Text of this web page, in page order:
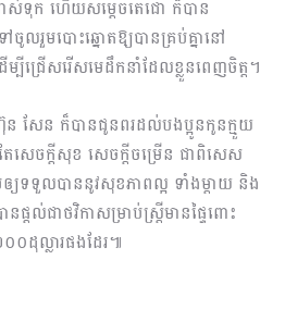
ស់ទុក ហើយសម្តេចតេជោ ក៏បាន
ចូលរួមបោះឆ្នោតឱ្យបានគ្រប់គ្នានៅ
ម្បីជ្រើសរើសមេដឹកនាំដែលខ្លួនពេញចិត្ត។
សែន ក៏បានជូនពរដល់បងប្អូនកូនក្មួយ
ែសេចក្តីសុខ សេចក្តីចម្រើន ជាពិសេស
ឲ្យទទួលបាននូវសុខភាពល្អ ទាំងម្ដាយ និង
ល់ជាថវិកាសម្រាប់ស្ត្រីមានផ្ទៃពោះ
០ដុល្លារផងដែរ៕